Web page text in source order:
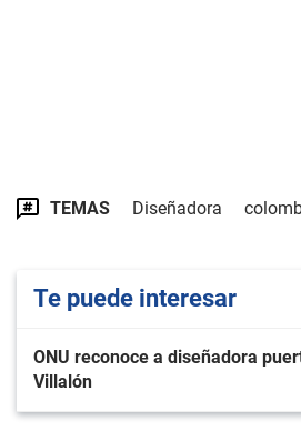
TEMAS Diseñadora
Te puede interesar
ONU reconoce a diseñadora
Villalón